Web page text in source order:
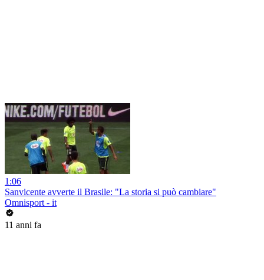
1:06
Sanvicente avverte il Brasile: "La storia si può cambiare"
Omnisport - it
11 anni fa